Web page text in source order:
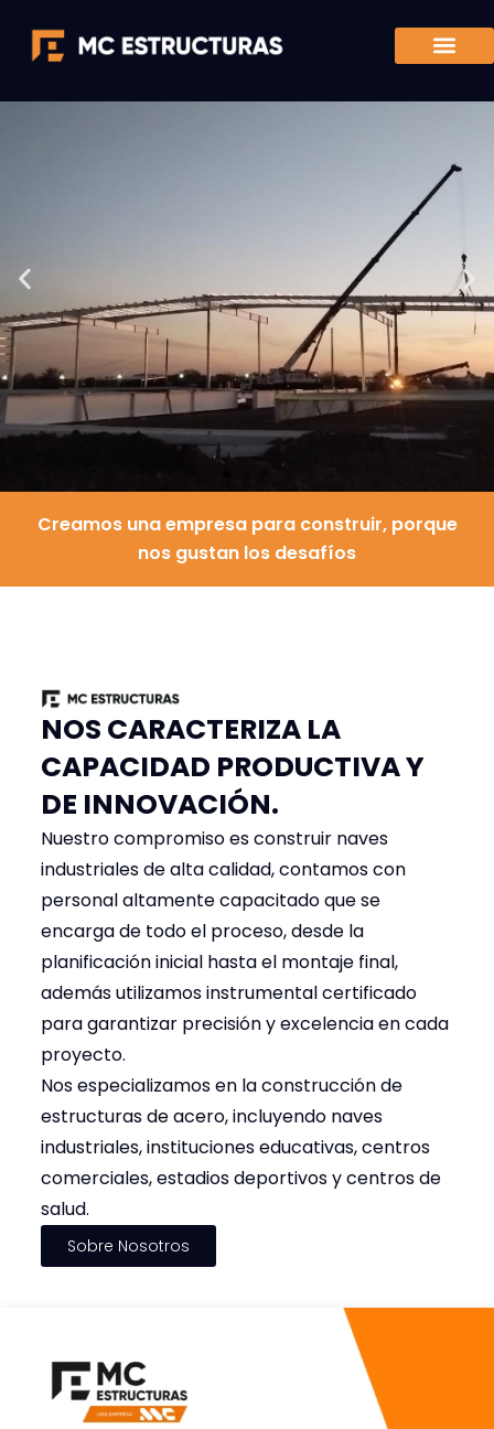
LÍDERES EN INFRAESTRUCTURA
INDUSTRIAL
Servicios
Piso Industrial
suelo
Sistema Alma
Llena
LÍDERES EN INFRAESTRUCTURA
INDUSTRIAL
Servicios
Piso Industrial
suelo
Sistema Alma
Llena
LÍDERES EN INFRAESTRUCTURA
INDUSTRIAL
Servicios
Piso Industrial
suelo
Sistema Alma
Llena
Creamos una empresa para construir, porque
nos gustan los desafíos
NOS CARACTERIZA LA
CAPACIDAD PRODUCTIVA Y
DE INNOVACIÓN.
Nuestro compromiso es construir naves
industriales de alta calidad, contamos con
personal altamente capacitado que se
encarga de todo el proceso, desde la
planificación inicial hasta el montaje final,
además utilizamos instrumental certificado
para garantizar precisión y excelencia en cada
proyecto.
Nos especializamos en la construcción de
estructuras de acero, incluyendo naves
industriales, instituciones educativas, centros
comerciales, estadios deportivos y centros de
salud.
Sobre Nosotros